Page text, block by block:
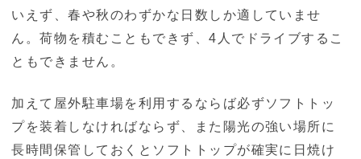
いえず、春や秋のわずかな日数しか適していませ
ん。荷物を積むこともできず、4人でドライブするこ
ともできません。
加えて屋外駐車場を利用するならば必ずソフトトッ
プを装着しなければならず、また陽光の強い場所に
長時間保管しておくとソフトトップが確実に日焼け